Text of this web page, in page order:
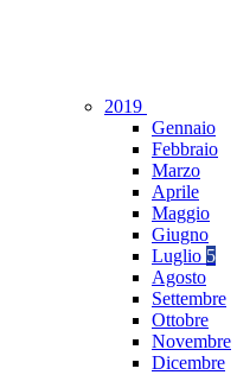
2019
Gennaio
Febbraio
Marzo
Aprile
Maggio
Giugno
Luglio 5
Agosto
Settembre
Ottobre
Novembre
Dicembre